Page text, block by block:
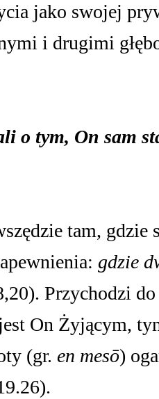
jako swojej
i drugimi
o tym, On sam
tam,
gdzie
Przychodzi
On Żyjącym,
(gr. en mesō)